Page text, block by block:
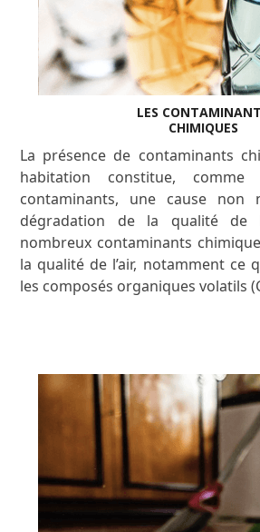
LES
CHIMIQUES
La présence de contaminants
habitation constitue, comme
contaminants, une cause non
dégradation de la qualité de
nombreux contaminants
la qualité de l’air, notamment ce
les composés organiques volatils